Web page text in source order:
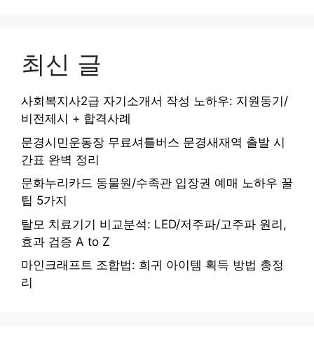
최신 글
사회복지사2급 자기소개서 작성 노하우: 지원동기/
비전제시 + 합격사례
문경시민운동장 무료셔틀버스 문경새재역 출발 시
간표 완벽 정리
문화누리카드 동물원/수족관 입장권 예매 노하우 꿀
팁 5가지
탈모 치료기기 비교분석: LED/저주파/고주파 원리,
효과 검증 A to Z
마인크래프트 조합법: 희귀 아이템 획득 방법 총정
리